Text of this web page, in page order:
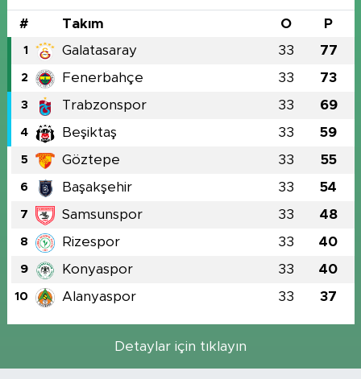
# Takım O P
1 Galatasaray 33 77
2 Fenerbahçe 33 73
3 Trabzonspor 33 69
4 Beşiktaş 33 59
5 Göztepe 33 55
6 Başakşehir 33 54
7 Samsunspor 33 48
8 Rizespor 33 40
9 Konyaspor 33 40
10 Alanyaspor 33 37
Detaylar için tıklayın